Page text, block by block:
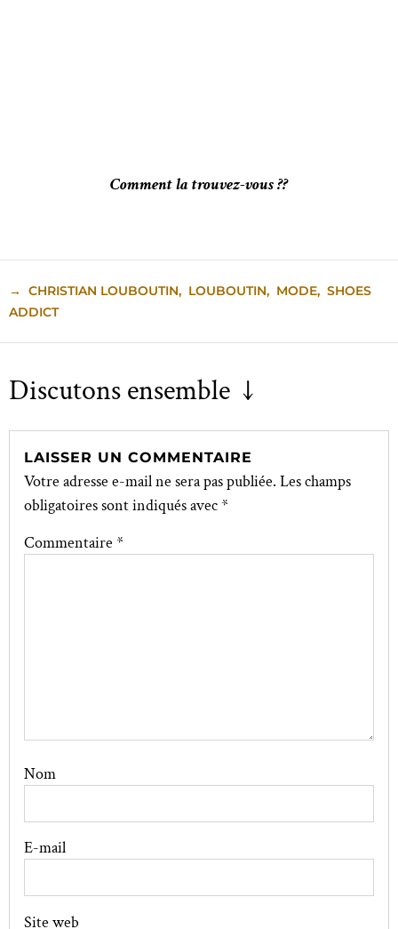
Comment la trouvez-vous ??
→ CHRISTIAN LOUBOUTIN, LOUBOUTIN, MODE, SHOES
ADDICT
Discutons ensemble ↓
LAISSER UN COMMENTAIRE
Votre adresse e-mail ne sera pas publiée. Les champs
obligatoires sont indiqués avec*
Commentaire *
Nom
E-mail
Site web